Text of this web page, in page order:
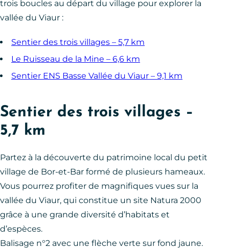
trois boucles au départ du village pour explorer la
vallée du Viaur :
Sentier des trois villages – 5,7 km
Le Ruisseau de la Mine – 6,6 km
Sentier ENS Basse Vallée du Viaur – 9,1 km
Sentier des trois villages –
5,7 km
Partez à la découverte du patrimoine local du petit
village de Bor-et-Bar formé de plusieurs hameaux.
Vous pourrez profiter de magnifiques vues sur la
vallée du Viaur, qui constitue un site Natura 2000
grâce à une grande diversité d’habitats et
d’espèces.
Balisage n°2 avec une flèche verte sur fond jaune.